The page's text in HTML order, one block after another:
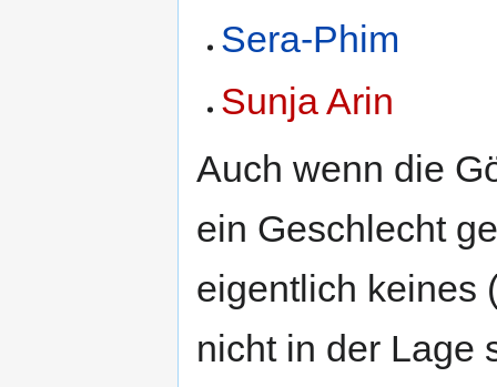
Sera-Phim
Sunja Arin
Auch wenn die
ein Geschlecht
eigentlich keines
nicht in der Lage